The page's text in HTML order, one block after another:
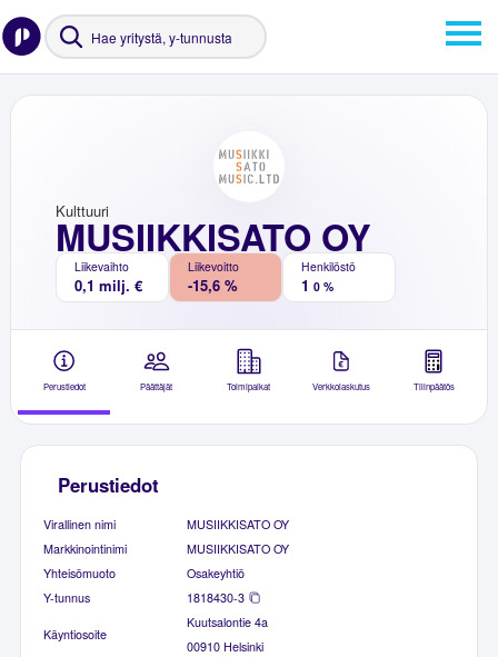
MUSIIKKISATO OY
Kulttuuri
Liikevaihto
0,1 milj. €
Liikevoitto
-15,6 %
Henkilöstö
1 0 %
Perustiedot Päättäjät Toimipaikat Verkkolaskutus Tilinpäätös
Perustiedot
Virallinen nimi
MUSIIKKISATO OY
Markkinointinimi
MUSIIKKISATO OY
Yhteisömuoto
Osakeyhtiö
Y-tunnus
1818430-3
Käyntiosoite
Kuutsalontie 4a
00910 Helsinki